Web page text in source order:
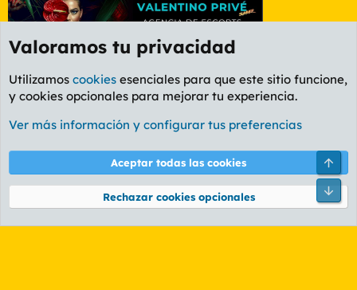
Foro General
Cookies
PL OLDSTYLE AMARILLO
Términos y reglas Política de privacidad Ayuda
Community platform by XenForo® © 2010-2026 XenForo Ltd.
Valoramos tu privacidad
Utilizamos cookies esenciales para que este sitio funcione,
y cookies opcionales para mejorar tu experiencia.
Ver más información y configurar tus preferencias
Aceptar todas las cookies
Rechazar cookies opcionales
Pie